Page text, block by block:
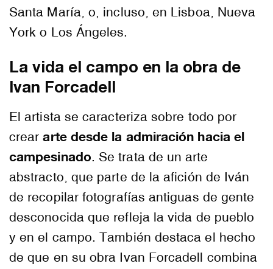
Santa María, o, incluso, en Lisboa, Nueva
York o Los Ángeles.
La vida el campo en la obra de
Ivan Forcadell
El artista se caracteriza sobre todo por
creararte desde la admiración hacia el
campesinado. Se trata de un arte
abstracto, que parte de la afición de Iván
de recopilar fotografías antiguas de gente
desconocida que refleja la vida de pueblo
y en el campo. También destaca el hecho
de que en su obra Ivan Forcadell combina